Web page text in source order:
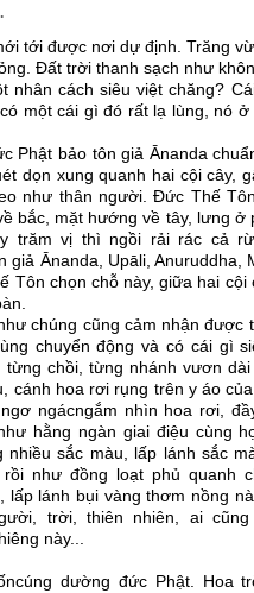
tới được nơi dự định. Trăng
Đất trời thanh sạch như
cách siêu việt chăng?
một cái gì đó rất lạ lùng, nó ở
Phật bảo tôn giả Ānanda
dọn xung quanh hai cội cây,
như thân người. Đức Thế
bắc, mặt hướng về tây, lưng ở
trăm vị thì ngồi rải rác cả
Ānanda, Upāli, Anuruddha,
Tôn chọn chỗ này, giữa hai cội
chúng cũng cảm nhận được
chuyển động và có cái gì
chồi, từng nhánh vươn
cánh hoa rơi rụng trên y áo
ngácngắm nhìn hoa rơi,
hằng ngàn giai điệu cùng
sắc màu, lấp lánh sắc
như đồng loạt phủ quanh
lánh bụi vàng thơm nồng
trời, thiên nhiên, ai cũng
này...
dường đức Phật. Hoa